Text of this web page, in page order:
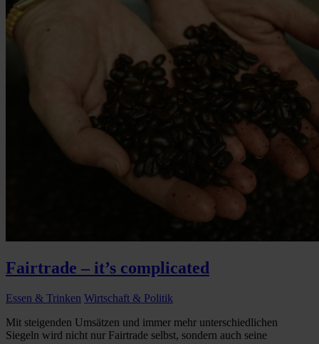
Fairtrade – it’s complicated
Essen & Trinken Wirtschaft & Politik
Mit steigenden Umsätzen und immer mehr unterschiedlichen
Siegeln wird nicht nur Fairtrade selbst, sondern auch seine